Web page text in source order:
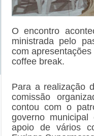
O encontro
ministrada pelo
com
coffee break.
Para a realização
comissão
contou com o
governo
apoio de vários